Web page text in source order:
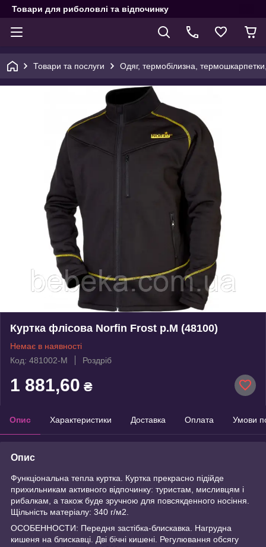
Товари для риболовлі та відпочинку
Товари та послуги Одяг, термобілизна,
Куртка флісова Norfin Frost р.M (48100)
Немає в наявності
Код: 481002-M
Роздріб
1 881,60 ₴
Опис Характеристики Доставка Оплата Умови
Опис
Функціональна тепла куртка. Куртка прекрасно підійде
прихильникам активного відпочинку: туристам, мисливцям і
рибалкам, а також буде зручною для повсякденного носіння.
Щільність матеріалу: 340 г/м2.
ОСОБЕННОСТИ: Передня застібка-блискавка. Нагрудна
кишеня на блискавці. Дві бічні кишені. Регулювання обсягу